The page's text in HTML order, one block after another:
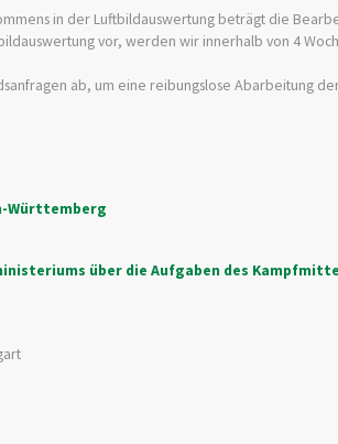
in der Luftbildauswertung beträgt die
vor, werden wir innerhalb von 4
ab, um eine reibungslose Abarbeitung
Württemberg
über die Aufgaben des